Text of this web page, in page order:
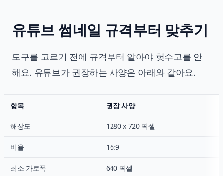
유튜브 썸네일 규격부터 맞추기
도구를 고르기 전에 규격부터 알아야 헛수고를 안
해요. 유튜브가 권장하는 사양은 아래와 같아요.
항목 권장 사양
해상도 1280 x 720 픽셀
비율 16:9
최소 가로폭 640 픽셀